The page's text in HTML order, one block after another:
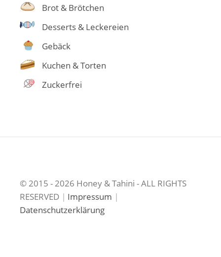
Brot & Brötchen
Desserts & Leckereien
Gebäck
Kuchen & Torten
Zuckerfrei
© 2015 - 2026 Honey & Tahini - ALL RIGHTS
RESERVED | Impressum |
Datenschutzerklärung